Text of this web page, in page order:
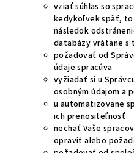
vziať súhlas so
kedykoľvek späť,
následok
databázy vrátane s
požadovať od
údaje spracúva
vyžiadať si u
osobným údajom a
u automatizovane
ich prenositeľnosť
nechať Vaše
opraviť alebo